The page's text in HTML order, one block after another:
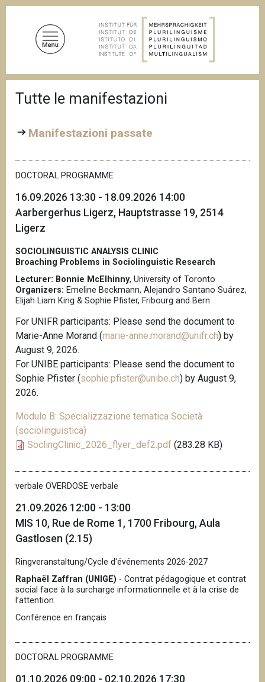
r
i
i
o
e
d
i
p
a
n
e
Tutte le manifestazioni
Manifestazioni passate
DOCTORAL PROGRAMME
16.09.2026 13:30 - 18.09.2026 14:00
Aarbergerhus Ligerz, Hauptstrasse 19, 2514
Ligerz
SOCIOLINGUISTIC ANALYSIS CLINIC
Broaching Problems in Sociolinguistic Research
Lecturer: Bonnie McElhinny, University of Toronto
Organizers: Emeline Beckmann, Alejandro Santano Suárez,
Elijah Liam King & Sophie Pfister, Fribourg and Bern
For UNIFR participants: Please send the document to
Marie-Anne Morand (marie-anne.morand@unifr.ch) by
August 9, 2026.
For UNIBE participants: Please send the document to
Sophie Pfister (sophie.pfister@unibe.ch) by August 9,
2026.
Modulo B: Specializzazione tematica Società
(sociolinguistica)
SoclingClinic_2026_flyer_def2.pdf (283.28 KB)
verbale OVERDOSE verbale
21.09.2026 12:00 - 13:00
MIS 10, Rue de Rome 1, 1700 Fribourg, Aula
Gastlosen (2.15)
Ringveranstaltung/Cycle d'événements 2026-2027
Raphaël Zaffran (UNIGE) - Contrat pédagogique et contrat
social face à la surcharge informationnelle et à la crise de
l’attention
Conférence en français
DOCTORAL PROGRAMME
01.10.2026 09:00 - 02.10.2026 17:30